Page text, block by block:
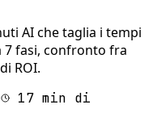
AI che taglia i tempi
7 fasi, confronto fra
ROI.
17 min di